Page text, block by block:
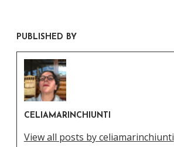
PUBLISHED BY
CELIAMARINCHIUNTI
View all posts by celiamarinchiunti